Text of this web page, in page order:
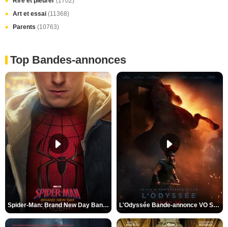
Art et essai (11368)
Parents (10763)
Top Bandes-annonces
Spider-Man: Brand New Day Bande-annonce VO STFR L'Odyssée Bande-annonce VO STFR